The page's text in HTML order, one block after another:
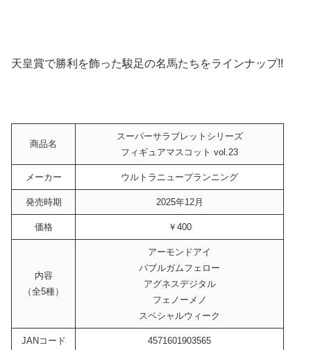
天皇賞で勝利を飾った駿足の名馬たちをラインナップ!!
商品名
スーパーサラブレットシリーズ
フィギュアマスコット vol.23
メーカー ウルトラニュープランニング
発売時期 2025年12月
価格 ￥400
内容
（全5種）
アーモンドアイ
バブルガムフェロー
アグネスデジタル
フェノーメノ
スペシャルウィーク
JANコード 4571601903565